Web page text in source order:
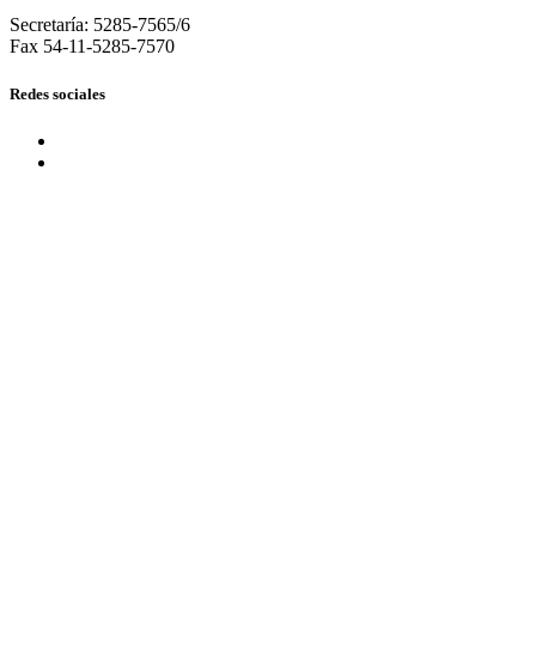
Secretaría: 5285-7565/6
Fax 54-11-5285-7570
Redes sociales